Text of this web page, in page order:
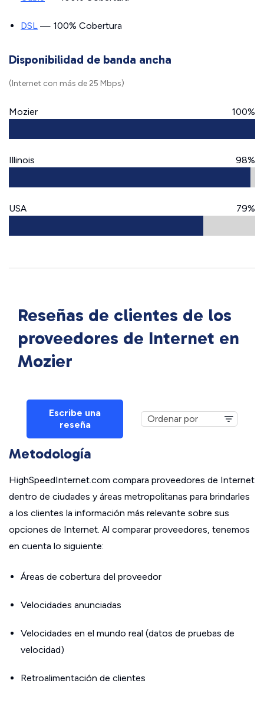
DSL — 100% Cobertura
Disponibilidad de banda ancha
(Internet con más de 25 Mbps)
Mozier 100%
Illinois 98%
USA 79%
Reseñas de clientes de los
proveedores de Internet en
Mozier
Escribe una
reseña
Metodología
HighSpeedInternet.com compara proveedores de Internet
dentro de ciudades y áreas metropolitanas para brindarles
a los clientes la información más relevante sobre sus
opciones de Internet. Al comparar proveedores, tenemos
en cuenta lo siguiente:
Áreas de cobertura del proveedor
Velocidades anunciadas
Velocidades en el mundo real (datos de pruebas de
velocidad)
Retroalimentación de clientes